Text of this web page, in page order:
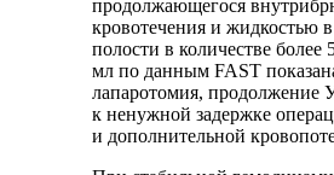
продолжающегося
кровотечения и жидкостью
полости в количестве более
мл по данным FAST
лапаротомия, продолжение
к ненужной задержке
и дополнительной